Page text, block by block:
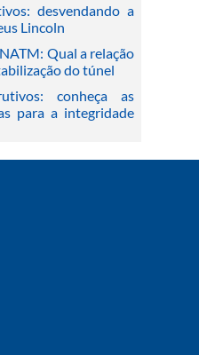
desvendando a
Lincoln
Qual a relação
do túnel
conheça as
para a integridade